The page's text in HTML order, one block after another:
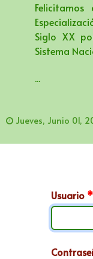
Siglo XX
Sistema
...
Jueves, Junio 01,
Usuario *